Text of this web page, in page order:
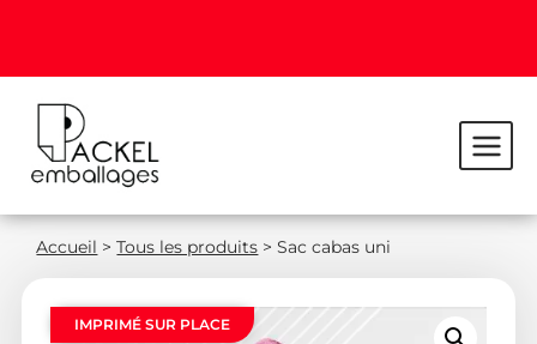
Accueil >Tous les produits >Sac cabas uni
IMPRIMÉ SUR PLACE